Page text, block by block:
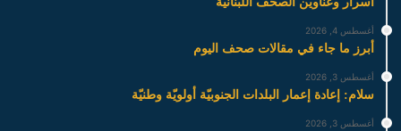
أغسطس 4, 2026
أبرز ما جاء في مقالات صحف اليوم
أغسطس 3, 2026
سلام: إعادة إعمار البلدات الجنوبيّة أولويّة وطنيّة
أغسطس 3, 2026